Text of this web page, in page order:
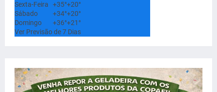
Sexta-Feira
+35°+20°
Sábado
+34°+20°
Domingo
+36°+21°
Ver Previsão de 7 Dias